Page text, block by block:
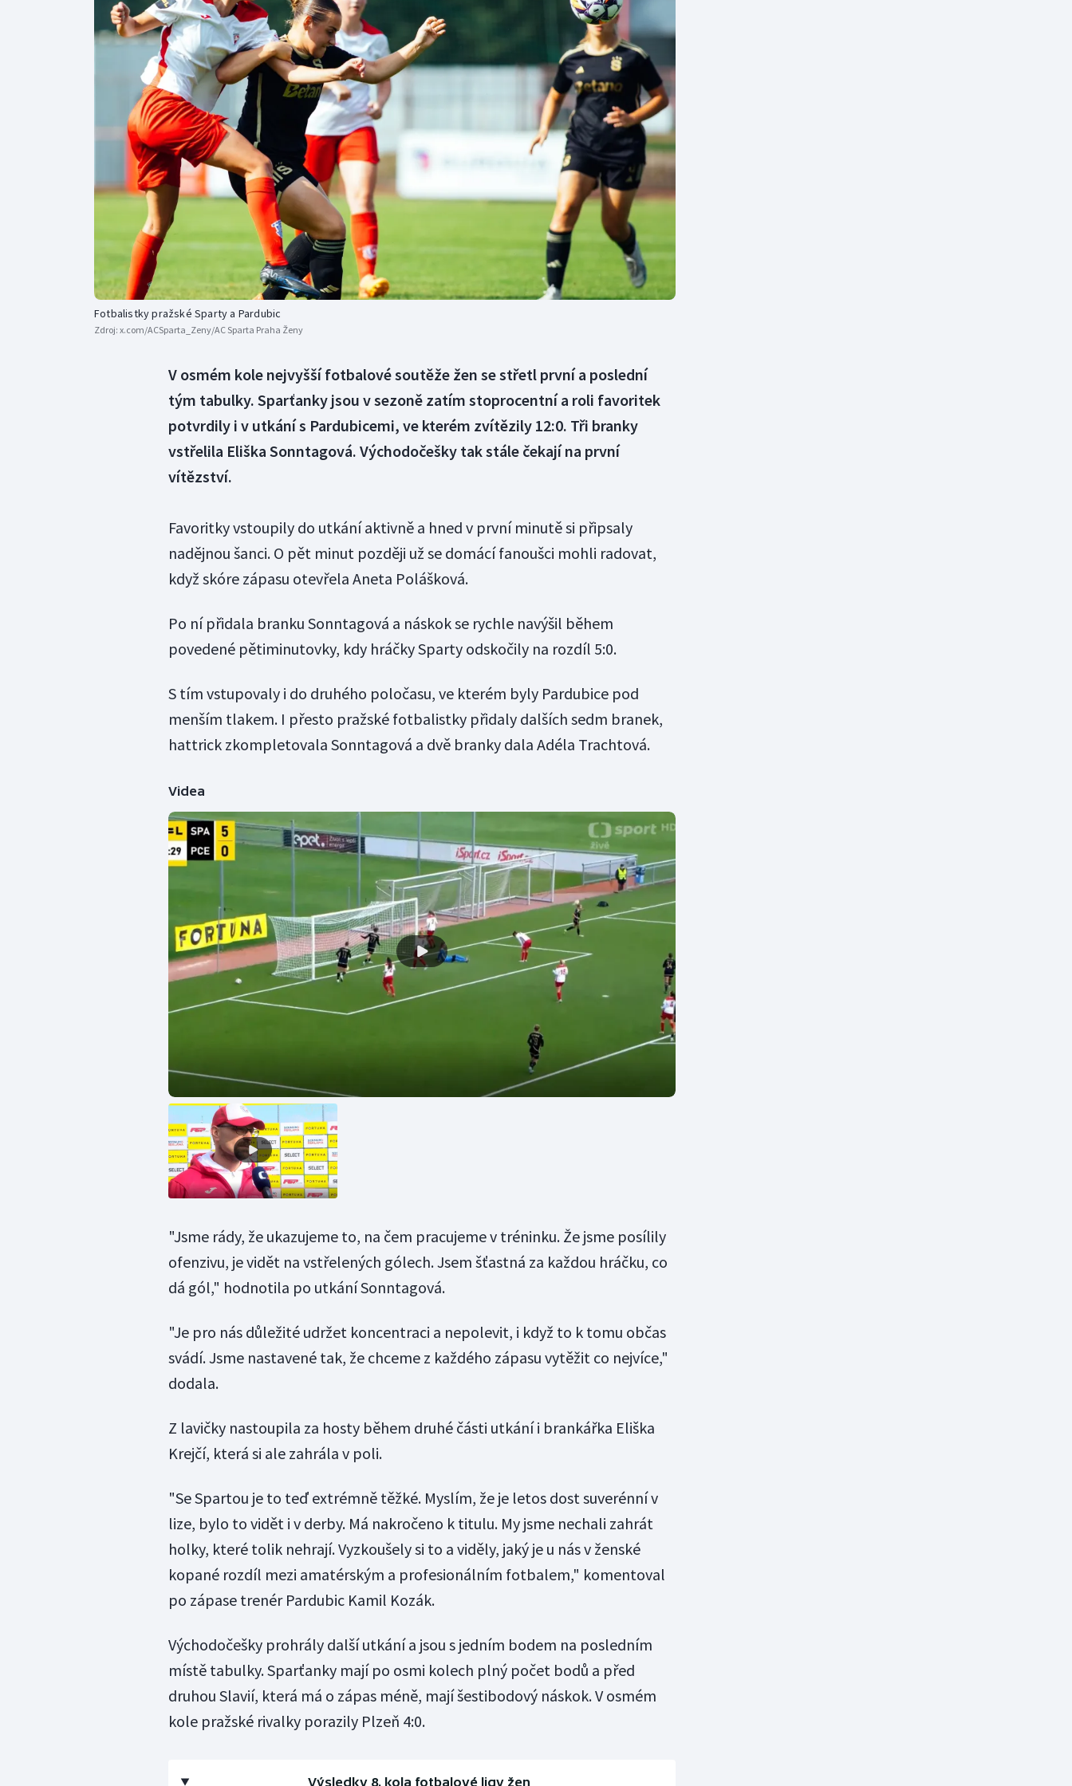
Curling
Dostihy
Florbal
Futsal
Golf
Gymnastika
Motorsport
Plavání
Plážový volejbal
Triatlon
Veslování
Vodní slalom
Volejbal
Ostatní
Fotbalistky pražské Sparty a Pardubic
Zdroj: x.com/ACSparta_Zeny/AC Sparta Praha Ženy
V osmém kole nejvyšší fotbalové soutěže žen se střetl první a poslední
tým tabulky. Sparťanky jsou v sezoně zatím stoprocentní a roli favoritek
potvrdily i v utkání s Pardubicemi, ve kterém zvítězily 12:0. Tři branky
vstřelila Eliška Sonntagová. Východočešky tak stále čekají na první
vítězství.
Favoritky vstoupily do utkání aktivně a hned v první minutě si připsaly
nadějnou šanci. O pět minut později už se domácí fanoušci mohli radovat,
když skóre zápasu otevřela Aneta Polášková.
Po ní přidala branku Sonntagová a náskok se rychle navýšil během
povedené pětiminutovky, kdy hráčky Sparty odskočily na rozdíl 5:0.
S tím vstupovaly i do druhého poločasu, ve kterém byly Pardubice pod
menším tlakem. I přesto pražské fotbalistky přidaly dalších sedm branek,
hattrick zkompletovala Sonntagová a dvě branky dala Adéla Trachtová.
Videa
"Jsme rády, že ukazujeme to, na čem pracujeme v tréninku. Že jsme posílily
ofenzivu, je vidět na vstřelených gólech. Jsem šťastná za každou hráčku, co
dá gól," hodnotila po utkání Sonntagová.
"Je pro nás důležité udržet koncentraci a nepolevit, i když to k tomu občas
svádí. Jsme nastavené tak, že chceme z každého zápasu vytěžit co nejvíce,"
dodala.
Z lavičky nastoupila za hosty během druhé části utkání i brankářka Eliška
Krejčí, která si ale zahrála v poli.
"Se Spartou je to teď extrémně těžké. Myslím, že je letos dost suverénní v
lize, bylo to vidět i v derby. Má nakročeno k titulu. My jsme nechali zahrát
holky, které tolik nehrají. Vyzkoušely si to a viděly, jaký je u nás v ženské
kopané rozdíl mezi amatérským a profesionálním fotbalem," komentoval
po zápase trenér Pardubic Kamil Kozák.
Východočešky prohrály další utkání a jsou s jedním bodem na posledním
místě tabulky. Sparťanky mají po osmi kolech plný počet bodů a před
druhou Slavií, která má o zápas méně, mají šestibodový náskok. V osmém
kole pražské rivalky porazily Plzeň 4:0.
Výsledky 8. kola fotbalové ligy žen